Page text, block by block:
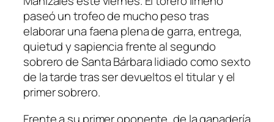
paseó un trofeo de mucho peso tras
elaborar una faena plena de garra, entrega,
quietud y sapiencia frente al segundo
sobrero de Santa Bárbara lidiado como sexto
de la tarde tras ser devueltos el titular y el
primer sobrero.
Frente a su primer oponente, de la ganadería